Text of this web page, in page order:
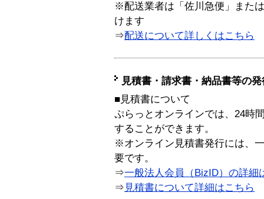
※配送業者は「佐川急便」また
けます
⇒配送について詳しくはこちら
見積書・請求書・納品書等の
■見積書について
ぷらっとオンラインでは、24時
することができます。
※オンライン見積書発行には、
要です。
⇒一般法人会員（BizID）の詳細
⇒ 見積書について詳細はこちら